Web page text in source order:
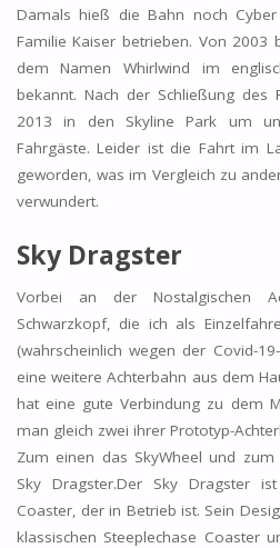
Damals hieß die Bahn noch
Familie Kaiser betrieben. Von
dem Namen Whirlwind im
bekannt. Nach der Schließung des
2013 in den Skyline Park um
Fahrgäste. Leider ist die Fahrt im
geworden, was im Vergleich zu
verwundert.
Sky Dragster
Vorbei an der Nostalgischen
Schwarzkopf, die ich als
(wahrscheinlich wegen der Covid-
eine weitere Achterbahn aus dem
hat eine gute Verbindung zu dem
man gleich zwei ihrer Prototyp-
Zum einen das SkyWheel und
Sky Dragster.Der Sky Dragster
Coaster, der in Betrieb ist. Sein
klassischen Steeplechase Coaster